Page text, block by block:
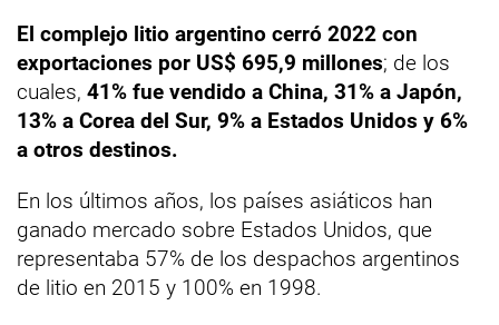
El complejo litio argentino cerró 2022 con
exportaciones por US$ 695,9 millones; de los
cuales, 41% fue vendido a China, 31% a Japón,
13% a Corea del Sur, 9% a Estados Unidos y 6%
a otros destinos.
En los últimos años, los países asiáticos han
ganado mercado sobre Estados Unidos, que
representaba 57% de los despachos argentinos
de litio en 2015 y 100% en 1998.